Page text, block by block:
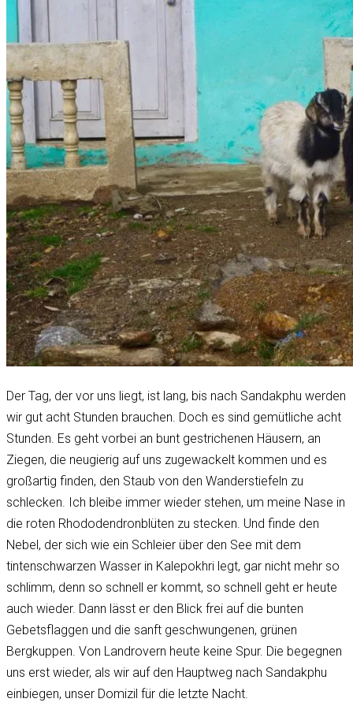
Der Tag, der vor uns liegt, ist lang, bis nach Sandakphu werden
wir gut acht Stunden brauchen. Doch es sind gemütliche acht
Stunden. Es geht vorbei an bunt gestrichenen Häusern, an
Ziegen, die neugierig auf uns zugewackelt kommen und es
großartig finden, den Staub von den Wanderstiefeln zu
schlecken. Ich bleibe immer wieder stehen, um meine Nase in
die roten Rhododendronblüten zu stecken. Und finde den
Nebel, der sich wie ein Schleier über den See mit dem
tintenschwarzen Wasser in Kalepokhri legt, gar nicht mehr so
schlimm, denn so schnell er kommt, so schnell geht er heute
auch wieder. Dann lässt er den Blick frei auf die bunten
Gebetsflaggen und die sanft geschwungenen, grünen
Bergkuppen. Von Landrovern heute keine Spur. Die begegnen
uns erst wieder, als wir auf den Hauptweg nach Sandakphu
einbiegen, unser Domizil für die letzte Nacht.